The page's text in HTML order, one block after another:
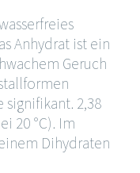
Anhydrat ist ein
Geruch
2,38
20 °C). Im
Dihydraten